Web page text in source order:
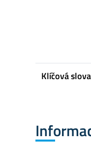
Klíčová